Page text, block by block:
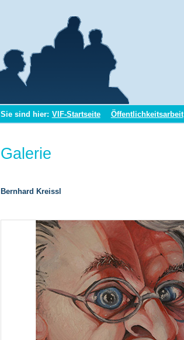
Sie sind hier: VIF-Startseite Öffentlichkeitsarbeit
Galerie
Bernhard Kreissl